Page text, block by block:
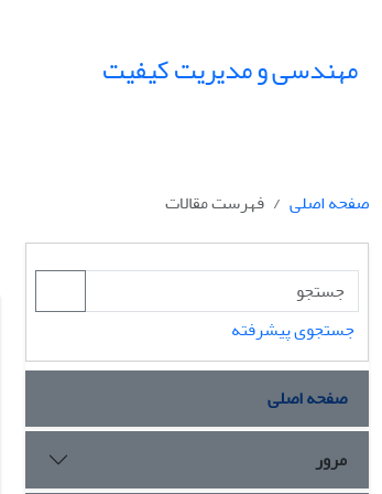
مهندسی و مدیریت کیفیت
صفحه اصلی
فهرست مقالات
جستجوی پیشرفته
صفحه اصلی
مرور